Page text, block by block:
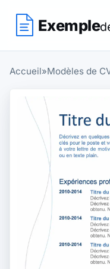
Exemple
Accueil»Modèles de